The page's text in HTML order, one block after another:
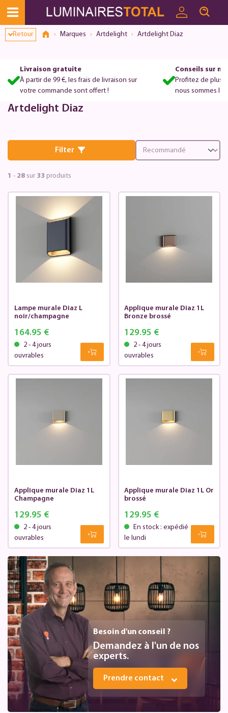
Retour Marques Artdelight Artdelight Diaz
Livraison gratuite
À partir de 99 €, les frais de livraison sur
votre commande sont offert !
Conseils sur
Profitez de plus
nous sommes là
Artdelight Diaz
Filter
1 - 28 sur 33 produits
Lampe murale Diaz L
noir/champagne
164.95 €
2 - 4 jours
ouvrables
Applique murale Diaz 1L
Bronze brossé
129.95 €
2 - 4 jours
ouvrables
Applique murale Diaz 1L
Champagne
129.95 €
2 - 4 jours
ouvrables
Applique murale Diaz 1L Or
brossé
129.95 €
En stock : expédié
le lundi
Besoin d'un conseil ?
Demandez à l'un de nos
experts.
Prendre contact